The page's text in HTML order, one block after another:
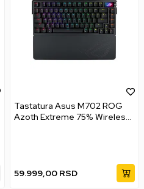
Tastatura Asus M702 ROG
Azoth Extreme 75% Wireless
59.999,00 RSD